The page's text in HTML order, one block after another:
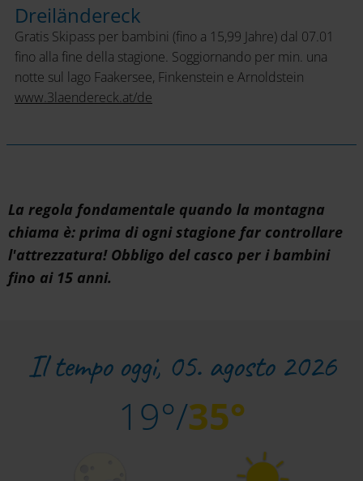
Dreiländereck
Gratis Skipass per bambini (fino a 15,99 Jahre) dal 07.01
fino alla fine della stagione. Soggiornando per min. una
notte sul lago Faakersee, Finkenstein e Arnoldstein
www.3laendereck.at/de
La regola fondamentale quando la montagna
chiama è: prima di ogni stagione far controllare
l'attrezzatura! Obbligo del casco per i bambini
fino ai 15 anni.
Il tempo oggi, 05. agosto 2026
19°/35°